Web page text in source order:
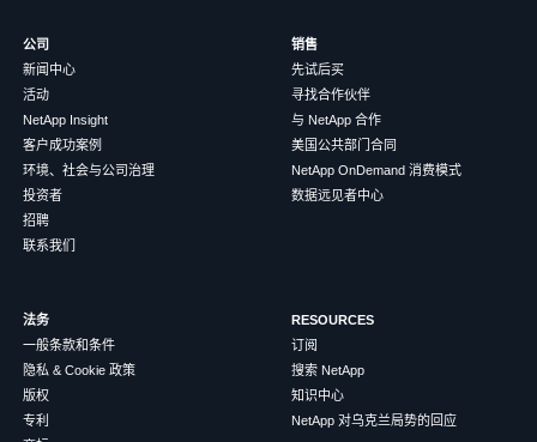
公司
新闻中心
活动
NetApp Insight
客户成功案例
环境、社会与公司治理
投资者
招聘
联系我们
销售
先试后买
寻找合作伙伴
与 NetApp 合作
美国公共部门合同
NetApp OnDemand 消费模式
数据远见者中心
法务
一般条款和条件
隐私 & Cookie 政策
版权
专利
RESOURCES
订阅
搜索 NetApp
知识中心
NetApp 对乌克兰局势的回应